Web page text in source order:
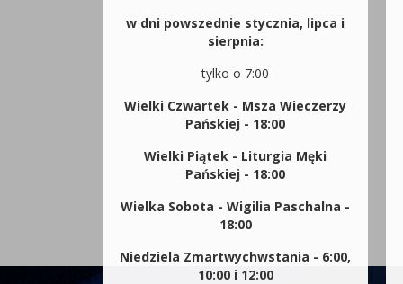
w dni powszednie stycznia, lipca i
sierpnia:
tylko o 7:00
Wielki Czwartek - Msza Wieczerzy
Pańskiej - 18:00
Wielki Piątek - Liturgia Męki
Pańskiej - 18:00
Wielka Sobota - Wigilia Paschalna -
18:00
Niedziela Zmartwychwstania - 6:00,
10:00 i 12:00